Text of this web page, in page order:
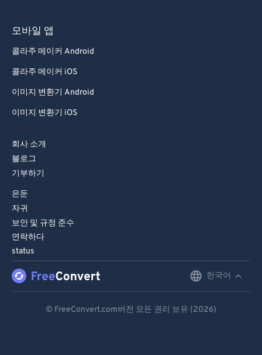
모바일 앱
콜라주 메이커 Android
콜라주 메이커 iOS
이미지 변환기 Android
이미지 변환기 iOS
회사 소개
블로그
기부하기
은둔
자귀
보안 및 규정 준수
연락하다
status
한국어
© FreeConvert.com버전 모든 권리 보유 (2026)